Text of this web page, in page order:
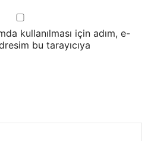
kullanılması için adım, e-
bu tarayıcıya